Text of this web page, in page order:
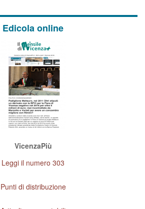
Edicola online
VicenzaPiù
Leggi il numero 303
Punti di distribuzione